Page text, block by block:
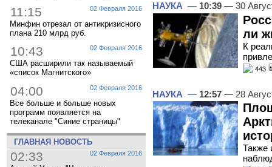
02 Февраля 2016
11:15
Минфин отрезал от антикризисного
плана 210 млрд руб.
02 Февраля 2016
10:43
США расширили так называемый
«список Магнитского»
02 Февраля 2016
04:00
Все больше и больше новых
программ появляется на
телеканале "Синие страницы"
ГЛАВНАЯ НОВОСТЬ
02 Февраля 2016
02:33
НАУКА — 10:39 — 30
ли
К
443
НАУКА — 12:57 — 28
Также